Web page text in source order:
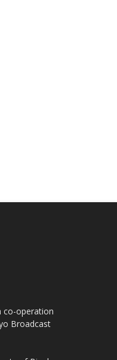
co-operation
Broadcast